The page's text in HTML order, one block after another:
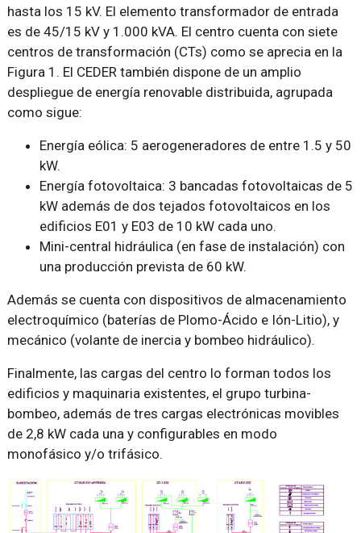
hasta los 15 kV. El elemento transformador de entrada
es de 45/15 kV y 1.000 kVA. El centro cuenta con siete
centros de transformación (CTs) como se aprecia en la
Figura 1. El CEDER también dispone de un amplio
despliegue de energía renovable distribuida, agrupada
como sigue:
Energía eólica: 5 aerogeneradores de entre 1.5 y 50
kW.
Energía fotovoltaica: 3 bancadas fotovoltaicas de 5
kW además de dos tejados fotovoltaicos en los
edificios E01 y E03 de 10 kW cada uno.
Mini-central hidráulica (en fase de instalación) con
una producción prevista de 60 kW.
Además se cuenta con dispositivos de almacenamiento
electroquímico (baterías de Plomo-Ácido e Ión-Litio), y
mecánico (volante de inercia y bombeo hidráulico).
Finalmente, las cargas del centro lo forman todos los
edificios y maquinaria existentes, el grupo turbina-
bombeo, además de tres cargas electrónicas movibles
de 2,8 kW cada una y configurables en modo
monofásico y/o trifásico.